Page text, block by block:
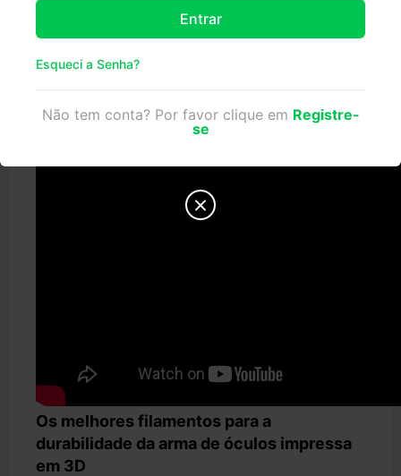
impressos em 3D
Os melhores filamentos para a
durabilidade da arma de óculos impressa
em 3D

Entrar
Esqueci a Senha?
Não tem conta? Por favor clique em Registre-
se